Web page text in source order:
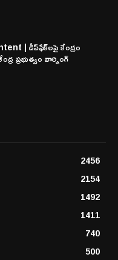
| డీప్‌ఫేక్‌లపై కేంద్రం
ప్రభుత్వం వార్నింగ్
2456
2154
1492
1411
740
500